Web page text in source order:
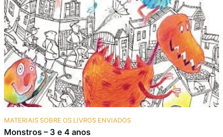
Clube de Leitores
Listas
Como ler?
Na escola
Na família
MATERIAIS SOBRE OS LIVROS ENVIADOS
Monstros – 3 e 4 anos